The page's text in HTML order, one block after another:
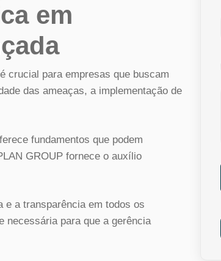
em
crucial para empresas que buscam
das ameaças, a implementação de
fundamentos que podem
GROUP fornece o auxílio
a transparência em todos os
necessária para que a gerência